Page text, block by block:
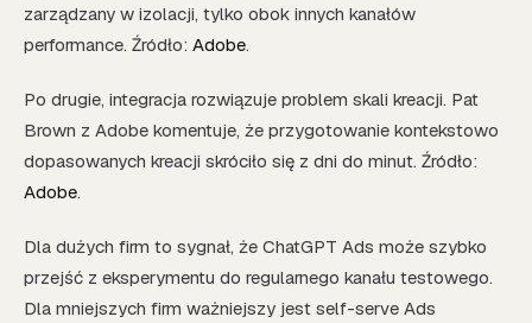
zarządzany w izolacji, tylko obok innych kanałów
performance. Źródło: Adobe.
Po drugie, integracja rozwiązuje problem skali kreacji. Pat
Brown z Adobe komentuje, że przygotowanie kontekstowo
dopasowanych kreacji skróciło się z dni do minut. Źródło:
Adobe.
Dla dużych firm to sygnał, że ChatGPT Ads może szybko
przejść z eksperymentu do regularnego kanału testowego.
Dla mniejszych firm ważniejszy jest self-serve Ads